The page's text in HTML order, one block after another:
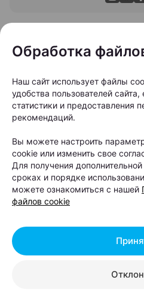
Обработка
Наш сайт использует файлы
удобства пользователей
статистики и предоставления
рекомендаций.
Вы можете настроить
cookie или изменить свое
Для получения
сроках и порядке
можете ознакомиться с нашей
файлов cookie